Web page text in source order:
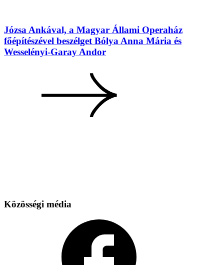
Józsa Ankával, a Magyar Állami Operaház
főépítészével beszélget Bólya Anna Mária és
Wesselényi-Garay Andor
Közösségi média